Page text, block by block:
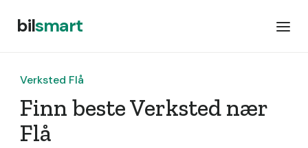
bilsmart
Verksted Flå
Finn beste Verksted nær
Flå